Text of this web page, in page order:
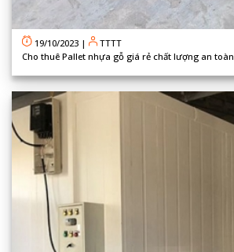
19/10/2023 |
TTTT
Cho thuê Pallet nhựa gỗ giá rẻ chất lượng an toàn